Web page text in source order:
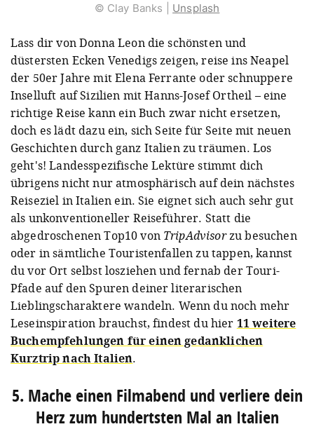
© Clay Banks | Unsplash
Lass dir von Donna Leon die schönsten und
düstersten Ecken Venedigs zeigen, reise ins Neapel
der 50er Jahre mit Elena Ferrante oder schnuppere
Inselluft auf Sizilien mit Hanns-Josef Ortheil – eine
richtige Reise kann ein Buch zwar nicht ersetzen,
doch es lädt dazu ein, sich Seite für Seite mit neuen
Geschichten durch ganz Italien zu träumen. Los
geht's! Landesspezifische Lektüre stimmt dich
übrigens nicht nur atmosphärisch auf dein nächstes
Reiseziel in Italien ein. Sie eignet sich auch sehr gut
als unkonventioneller Reiseführer. Statt die
abgedroschenen Top10 von TripAdvisorzu besuchen
oder in sämtliche Touristenfallen zu tappen, kannst
du vor Ort selbst losziehen und fernab der Touri-
Pfade auf den Spuren deiner literarischen
Lieblingscharaktere wandeln. Wenn du noch mehr
Leseinspiration brauchst, findest du hier 11 weitere
Buchempfehlungen für einen gedanklichen
Kurztrip nach Italien.
5. Mache einen Filmabend und verliere dein
Herz zum hundertsten Mal an Italien